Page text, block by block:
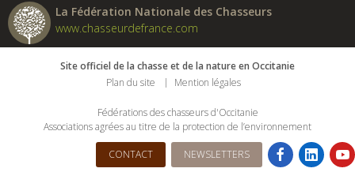
La Fédération Nationale des Chasseurs
www.chasseurdefrance.com
Site officiel de la chasse et de la nature en Occitanie
Plan du site
Mention légales
Fédérations des chasseurs d'Occitanie
Associations agrées au titre de la protection de l’environnement
CONTACT NEWSLETTERS